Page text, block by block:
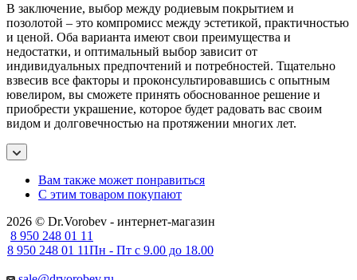
В заключение, выбор между родиевым покрытием и
позолотой – это компромисс между эстетикой, практичностью
и ценой. Оба варианта имеют свои преимущества и
недостатки, и оптимальный выбор зависит от
индивидуальных предпочтений и потребностей. Тщательно
взвесив все факторы и проконсультировавшись с опытным
ювелиром, вы сможете принять обоснованное решение и
приобрести украшение, которое будет радовать вас своим
видом и долговечностью на протяжении многих лет.
Вам также может понравиться
С этим товаром покупают
2026 © Dr.Vorobev - интернет-магазин
8 950 248 01 11
8 950 248 01 11Пн - Пт с 9.00 до 18.00